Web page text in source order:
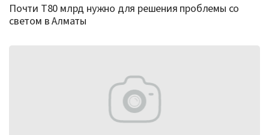
Почти Т80 млрд нужно для решения проблемы со
светом в Алматы